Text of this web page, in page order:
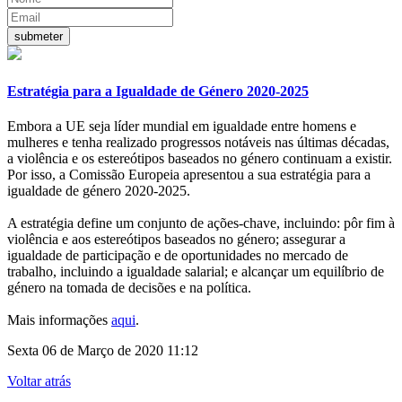
Estratégia para a Igualdade de Género 2020-2025
Embora a UE seja líder mundial em igualdade entre homens e
mulheres e tenha realizado progressos notáveis nas últimas décadas,
a violência e os estereótipos baseados no género continuam a existir.
Por isso, a Comissão Europeia apresentou a sua estratégia para a
igualdade de género 2020-2025.
A estratégia define um conjunto de ações-chave, incluindo: pôr fim à
violência e aos estereótipos baseados no género; assegurar a
igualdade de participação e de oportunidades no mercado de
trabalho, incluindo a igualdade salarial; e alcançar um equilíbrio de
género na tomada de decisões e na política.
Mais informações aqui.
Sexta 06 de Março de 2020 11:12
Voltar atrás